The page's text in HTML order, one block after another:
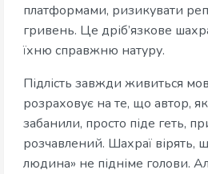
платформами, ризикувати
гривень. Це дріб’язкове
їхню справжню натуру.
Підлість завжди живиться
розраховує на те, що автор,
забанили, просто піде геть,
розчавлений. Шахраї вірять,
людина» не підніме голови.